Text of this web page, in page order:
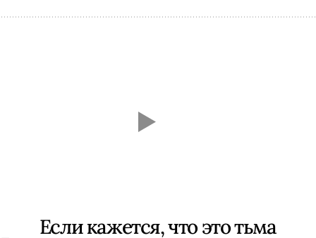
Если кажется, что это тьма